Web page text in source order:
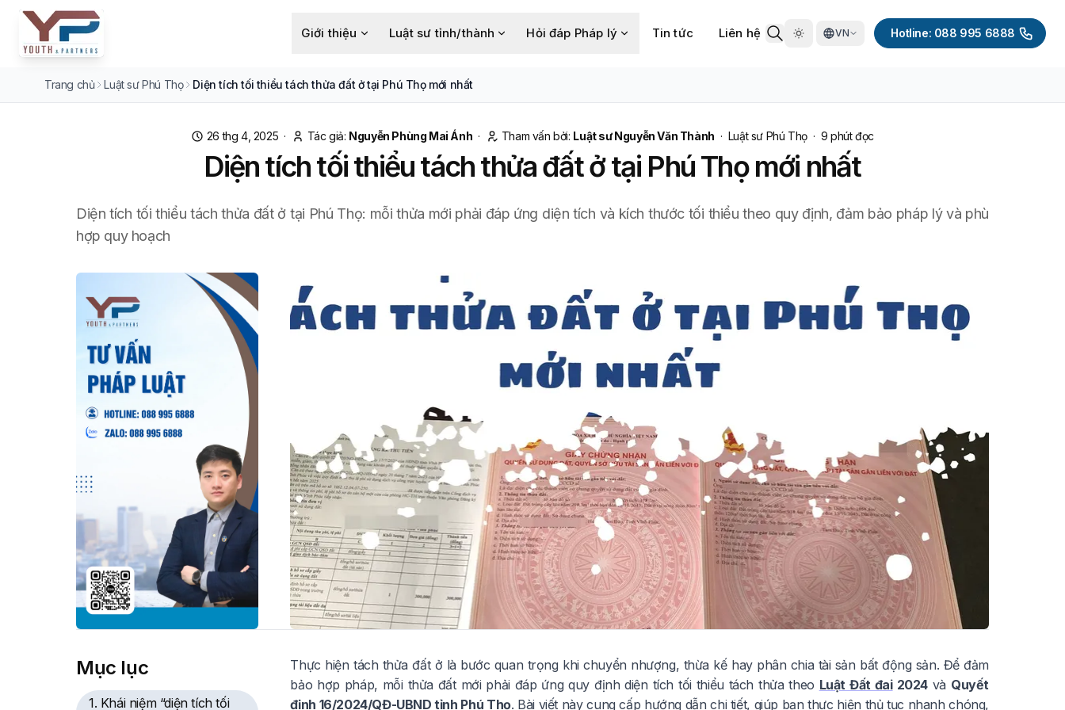
Giới thiệu Luật sư tỉnh/thành Hỏi đáp Pháp lý Tin tức Liên hệ VN Hotline: 088 995 6888
Trang chủ Luật sư Phú Thọ Diện tích tối thiểu tách thửa đất ở tại Phú Thọ mới nhất
26 thg 4, 2025 · Tác giả: Nguyễn Phùng Mai Ánh · Tham vấn bởi: Luật sư Nguyễn Văn Thành · Luật sư Phú Thọ· 9 phút đọc
Diện tích tối thiểu tách thửa đất ở tại Phú Thọ mới nhất
Diện tích tối thiểu tách thửa đất ở tại Phú Thọ: mỗi thửa mới phải đáp ứng diện tích và kích thước tối thiểu theo quy định, đảm bảo pháp lý và phù
hợp quy hoạch
Mục lục
1. Khái niệm “diện tích tối
Thực hiện tách thửa đất ở là bước quan trọng khi chuyển nhượng, thừa kế hay phân chia tài sản bất động sản. Để đảm
bảo hợp pháp, mỗi thửa đất mới phải đáp ứng quy định diện tích tối thiểu tách thửa theo Luật Đất đai2024và Quyết
định 16/2024/QĐ-UBND tỉnh Phú Thọ. Bài viết này cung cấp hướng dẫn chi tiết, giúp bạn thực hiện thủ tục nhanh chóng,